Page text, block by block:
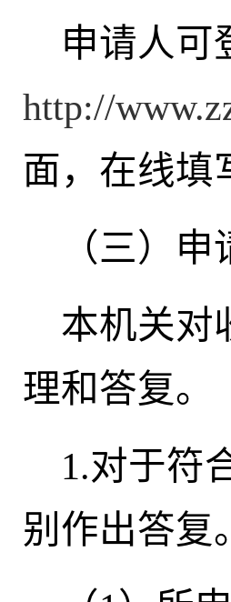
申请人可
http://
面，在线填
（三）
本机关对
理和答复。
1.对于符
别作出答复。